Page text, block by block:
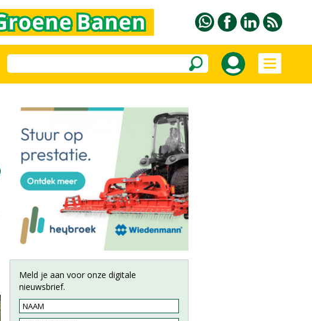
Meld je aan voor onze digitale
nieuwsbrief.